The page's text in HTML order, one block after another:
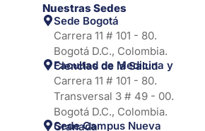
Nuestras Sedes
Sede Bogotá
Carrera 11 # 101 - 80.
Bogotá D.C., Colombia.
Facultad de Medicina y Ciencias de la Salud
Carrera 11 # 101 - 80.
Transversal 3 # 49 - 00.
Bogotá D.C., Colombia.
Sede Campus Nueva Granada